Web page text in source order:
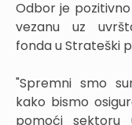
Odbor je
vezanu uz
fonda u Strateški
"Spremni smo
kako bismo
pomoći sektoru